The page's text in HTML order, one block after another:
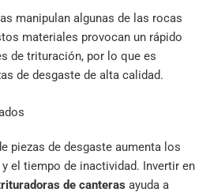
manipulan algunas de las rocas
materiales provocan un rápido
de trituración, por lo que es
de desgaste de alta calidad.
piezas de desgaste aumenta los
el tiempo de inactividad. Invertir en
de canteras ayuda a